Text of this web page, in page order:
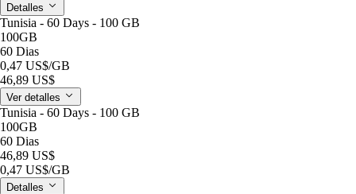
Detalles
Tunisia - 60 Days - 100 GB
100GB
60 Dias
0,47 US$/GB
46,89 US$
Ver detalles
Tunisia - 60 Days - 100 GB
100GB
60 Dias
46,89 US$
0,47 US$/GB
Detalles